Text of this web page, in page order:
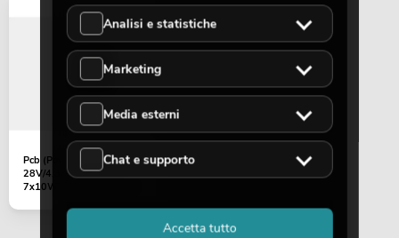
Pcb (Power supply)
28V/4,3A LED IP PAR
7x10W (HS-U120S28S)
Analisi e statistiche
Marketing
Media esterni
Chat e supporto
Accetta tutto